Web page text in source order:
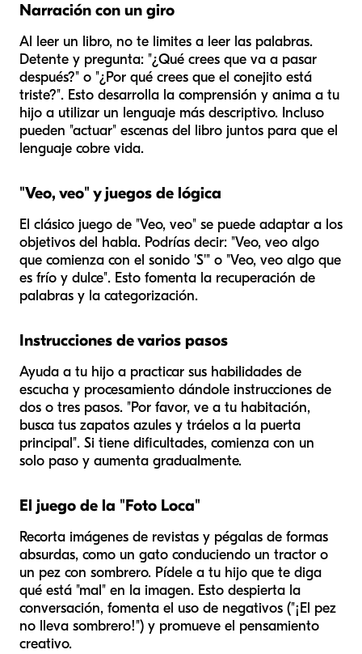
Narración con un giro
Al leer un libro, no te limites a leer las palabras.
Detente y pregunta: "¿Qué crees que va a pasar
después?" o "¿Por qué crees que el conejito está
triste?". Esto desarrolla la comprensión y anima a tu
hijo a utilizar un lenguaje más descriptivo. Incluso
pueden "actuar" escenas del libro juntos para que el
lenguaje cobre vida.
"Veo, veo" y juegos de lógica
El clásico juego de "Veo, veo" se puede adaptar a los
objetivos del habla. Podrías decir: "Veo, veo algo
que comienza con el sonido 'S'" o "Veo, veo algo que
es frío y dulce". Esto fomenta la recuperación de
palabras y la categorización.
Instrucciones de varios pasos
Ayuda a tu hijo a practicar sus habilidades de
escucha y procesamiento dándole instrucciones de
dos o tres pasos. "Por favor, ve a tu habitación,
busca tus zapatos azules y tráelos a la puerta
principal". Si tiene dificultades, comienza con un
solo paso y aumenta gradualmente.
El juego de la "Foto Loca"
Recorta imágenes de revistas y pégalas de formas
absurdas, como un gato conduciendo un tractor o
un pez con sombrero. Pídele a tu hijo que te diga
qué está "mal" en la imagen. Esto despierta la
conversación, fomenta el uso de negativos ("¡El pez
no lleva sombrero!") y promueve el pensamiento
creativo.